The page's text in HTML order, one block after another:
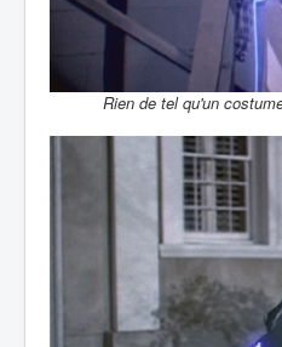
Rien de tel qu'un